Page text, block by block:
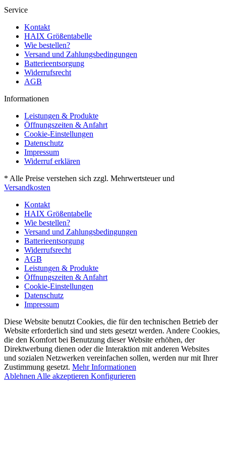
Service
Kontakt
HAIX Größentabelle
Wie bestellen?
Versand und Zahlungsbedingungen
Batterieentsorgung
Widerrufsrecht
AGB
Informationen
Leistungen & Produkte
Öffnungszeiten & Anfahrt
Cookie-Einstellungen
Datenschutz
Impressum
Widerruf erklären
* Alle Preise verstehen sich zzgl. Mehrwertsteuer und
Versandkosten
Kontakt
HAIX Größentabelle
Wie bestellen?
Versand und Zahlungsbedingungen
Batterieentsorgung
Widerrufsrecht
AGB
Leistungen & Produkte
Öffnungszeiten & Anfahrt
Cookie-Einstellungen
Datenschutz
Impressum
Diese Website benutzt Cookies, die für den technischen Betrieb der
Website erforderlich sind und stets gesetzt werden. Andere Cookies,
die den Komfort bei Benutzung dieser Website erhöhen, der
Direktwerbung dienen oder die Interaktion mit anderen Websites
und sozialen Netzwerken vereinfachen sollen, werden nur mit Ihrer
Zustimmung gesetzt. Mehr Informationen
Ablehnen Alle akzeptieren Konfigurieren